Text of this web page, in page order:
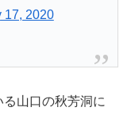
17, 2020
山口の秋芳洞に